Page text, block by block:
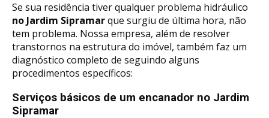
Se sua residência tiver qualquer problema hidráulico
no Jardim Sipramarque surgiu de última hora, não
tem problema. Nossa empresa, além de resolver
transtornos na estrutura do imóvel, também faz um
diagnóstico completo de seguindo alguns
procedimentos específicos:
Serviços básicos de um encanador no Jardim
Sipramar